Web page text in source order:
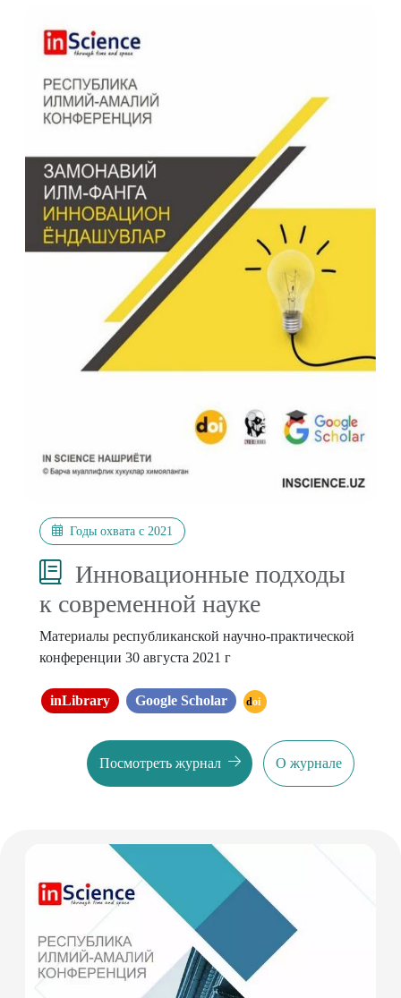
Годы охвата с 2021
Инновационные подходы
к современной науке
Материалы республиканской научно-практической
конференции 30 августа 2021 г
inLibrary Google Scholar doi
Посмотреть журнал О журнале